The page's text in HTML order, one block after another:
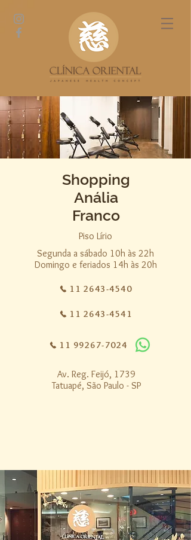
Shopping
Anália
Franco
Piso Lírio
Segunda a sábado 10h às 22h
Domingo e feriados 14h às 20h
11 2643-4540
11 2643-4541
11 99267-7024
Av. Reg. Feijó, 1739
Tatuapé, São Paulo - SP